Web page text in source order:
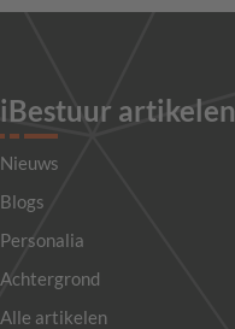
iBestuur artikelen
Nieuws
Blogs
Personalia
Achtergrond
Alle artikelen